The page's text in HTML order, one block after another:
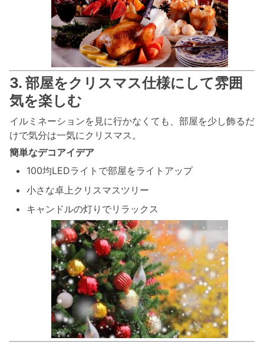
3. 部屋をクリスマス仕様にして雰囲
気を楽しむ
イルミネーションを見に行かなくても、部屋を少し飾るだ
けで気分は一気にクリスマス。
簡単なデコアイデア
100均LEDライトで部屋をライトアップ
小さな卓上クリスマスツリー
キャンドルの灯りでリラックス